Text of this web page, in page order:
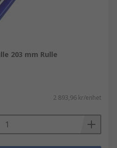
203 mm Rulle
2 893,96 kr/enhet